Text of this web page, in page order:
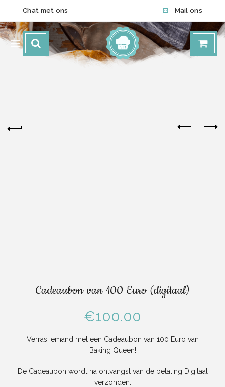
Chat met ons Mail ons
Cadeaubon van 100 Euro (digitaal)
€100.00
Verras iemand met een Cadeaubon van 100 Euro van
Baking Queen!
De Cadeaubon wordt na ontvangst van de betaling Digitaal
verzonden.